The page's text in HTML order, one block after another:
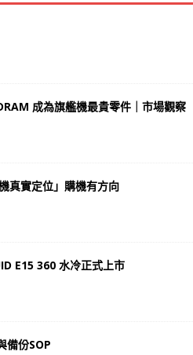
成為旗艦機最貴零件｜市場觀察
真實定位」購機有方向
E15 360 水冷正式上市
備份SOP